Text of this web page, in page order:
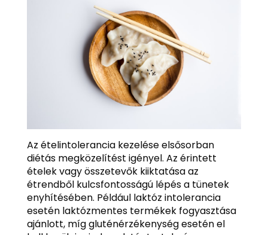
Az ételintolerancia kezelése elsősorban
diétás megközelítést igényel. Az érintett
ételek vagy összetevők kiiktatása az
étrendből kulcsfontosságú lépés a tünetek
enyhítésében. Például laktóz intolerancia
esetén laktózmentes termékek fogyasztása
ajánlott, míg gluténérzékenység esetén el